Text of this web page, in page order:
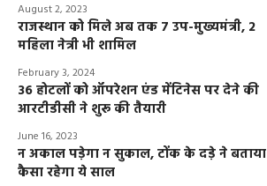
August 2, 2023
राजस्थान को मिले अब तक 7 उप-मुख्यमंत्री, 2
महिला नेत्री भी शामिल
February 3, 2024
36 होटलों को ऑपरेशन एंड मेंटिनेस पर देने की
आरटीडीसी ने शुरू की तैयारी
June 16, 2023
न अकाल पड़ेगा न सुकाल, टोंक के दड़े ने बताया
कैसा रहेगा ये साल